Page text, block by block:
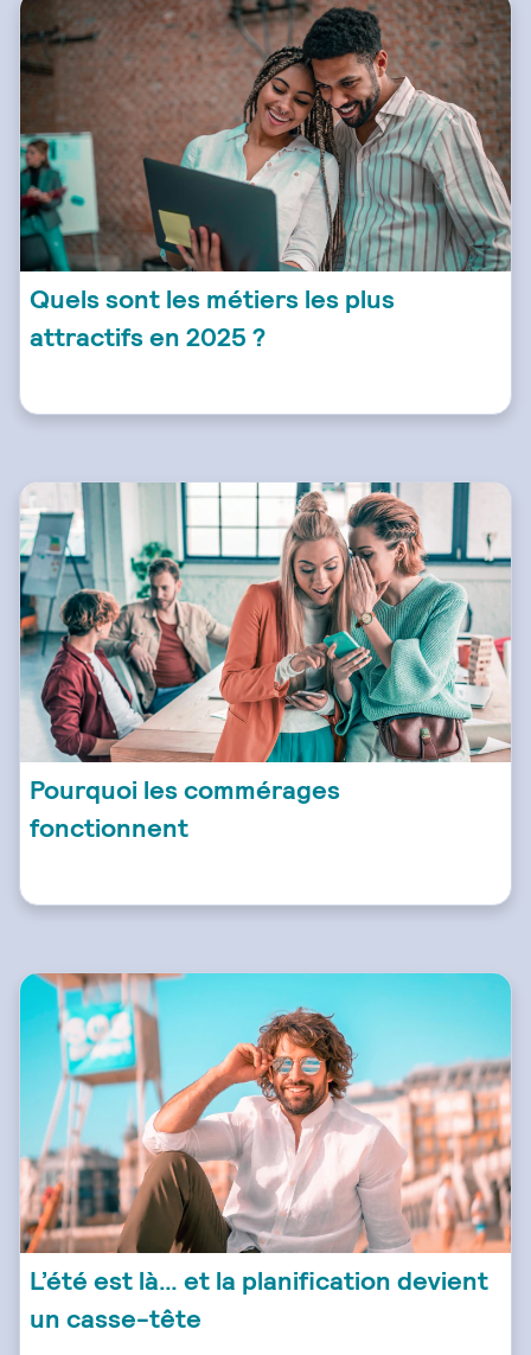
Quels sont les métiers les plus
attractifs en 2025 ?
Pourquoi les commérages
fonctionnent
L’été est là… et la planification devient
un casse-tête